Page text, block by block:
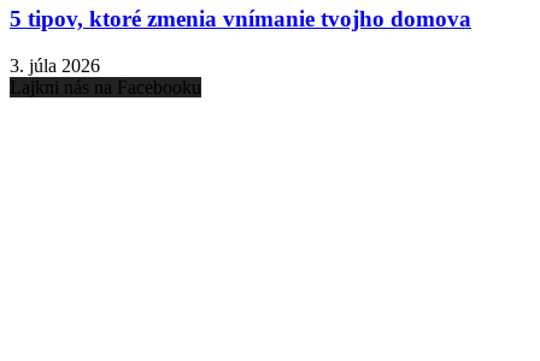
5 tipov, ktoré zmenia vnímanie tvojho domova
3. júla 2026
Lajkni nás na Facebooku